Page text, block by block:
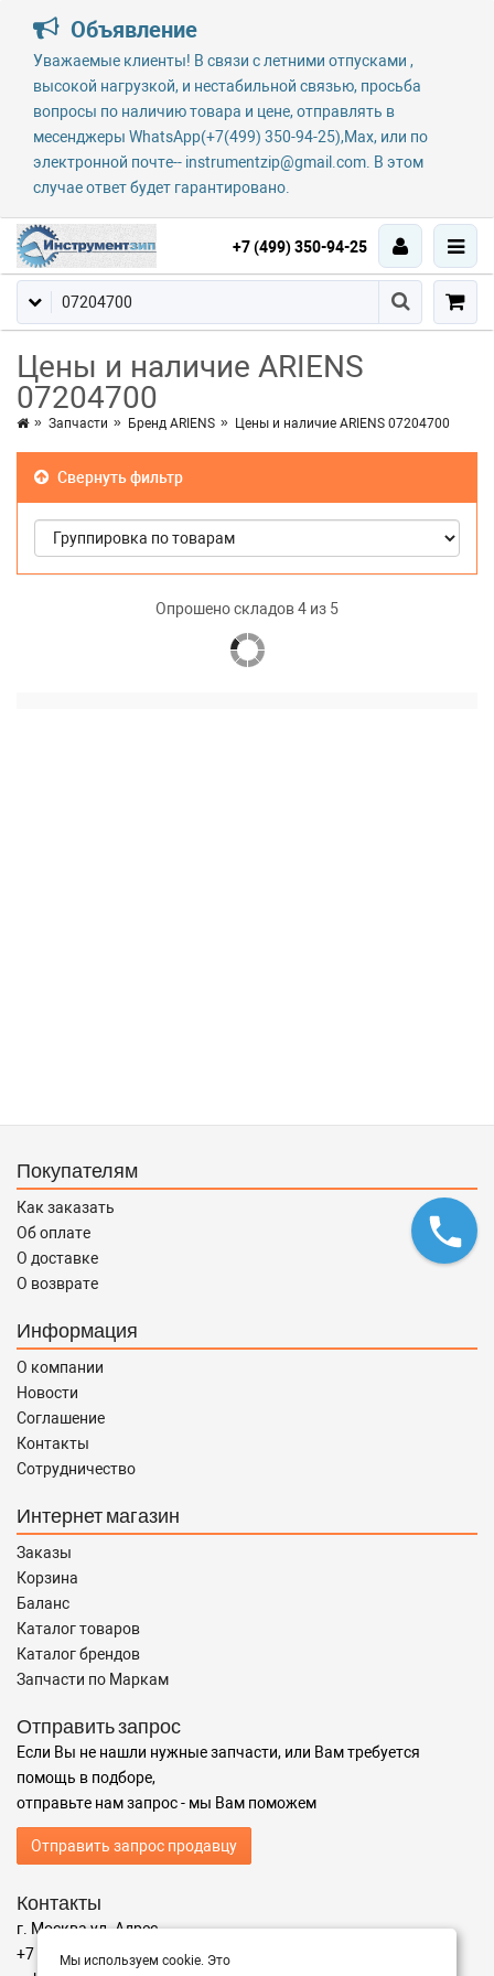
Объявление
Уважаемые клиенты! В связи с летними отпусками ,
высокой нагрузкой, и нестабильной связью, просьба
вопросы по наличию товара и цене, отправлять в
месенджеры WhatsApp(+7(499) 350-94-25),Max, или по
электронной почте-- instrumentzip@gmail.com. В этом
случае ответ будет гарантировано.
+7 (499) 350-94-25
Цены и наличие ARIENS
07204700
Запчасти Бренд ARIENS Цены и наличие ARIENS 07204700
Свернуть фильтр
Опрошено складов 4 из 5
Покупателям
Как заказать
Об оплате
О доставке
О возврате
Информация
О компании
Новости
Соглашение
Контакты
Сотрудничество
Интернет магазин
Заказы
Корзина
Баланс
Каталог товаров
Каталог брендов
Запчасти по Маркам
Отправить запрос
Если Вы не нашли нужные запчасти, или Вам требуется
помощь в подборе,
отправьте нам запрос - мы Вам поможем
Отправить запрос продавцу
Контакты
г. Москва ул. Адрес
+7 (499) 350-94-25
Мы используем cookie. Это